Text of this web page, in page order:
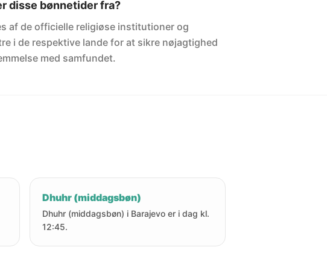
disse bønnetider fra?
af de officielle religiøse institutioner og
i de respektive lande for at sikre nøjagtighed
med samfundet.
Dhuhr (middagsbøn)
Dhuhr (middagsbøn) i Barajevo er i dag kl.
12:45.